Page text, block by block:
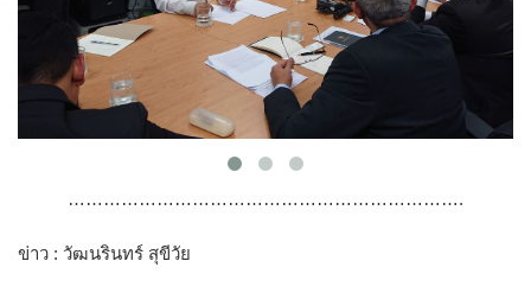
………………………………………………………….
ข่าว : วัฒนรินทร์ สุขีวัย